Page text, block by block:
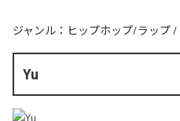
ジャンル： ヒップホップ/ラップ /
Yu